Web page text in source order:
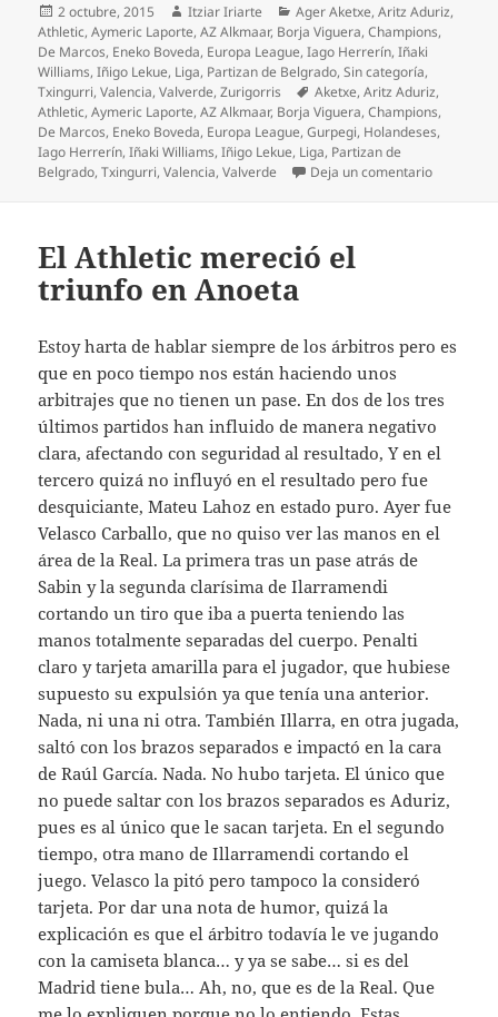
Publicado
el
2 octubre, 2015 Autor
Itziar Iriarte Categorías
Ager Aketxe,Aritz Aduriz,
Athletic,Aymeric Laporte,AZ Alkmaar, Borja Viguera,Champions,
De Marcos, Eneko Boveda, Europa League,Iago Herrerín,Iñaki
Williams,Iñigo Lekue, Liga, Partizan de Belgrado,Sin categoría,
Txingurri,Valencia,Valverde,Zurigorris Etiquetas
Aketxe,Aritz Aduriz,
Athletic,Aymeric Laporte,AZ Alkmaar, Borja Viguera,Champions,
De Marcos, Eneko Boveda, Europa League,Gurpegi, Holandeses,
Iago Herrerín,Iñaki Williams,Iñigo Lekue, Liga, Partizan de
Belgrado,Txingurri,Valencia,Valverde Deja un comentarioen
El Athletic mereció el
triunfo en Anoeta
Estoy harta de hablar siempre de los árbitros pero es
que en poco tiempo nos están haciendo unos
arbitrajes que no tienen un pase. En dos de los tres
últimos partidos han influido de manera negativo
clara, afectando con seguridad al resultado, Y en el
tercero quizá no influyó en el resultado pero fue
desquiciante, Mateu Lahoz en estado puro. Ayer fue
Velasco Carballo, que no quiso ver las manos en el
área de la Real. La primera tras un pase atrás de
Sabin y la segunda clarísima de Ilarramendi
cortando un tiro que iba a puerta teniendo las
manos totalmente separadas del cuerpo. Penalti
claro y tarjeta amarilla para el jugador, que hubiese
supuesto su expulsión ya que tenía una anterior.
Nada, ni una ni otra. También Illarra, en otra jugada,
saltó con los brazos separados e impactó en la cara
de Raúl García. Nada. No hubo tarjeta. El único que
no puede saltar con los brazos separados es Aduriz,
pues es al único que le sacan tarjeta. En el segundo
tiempo, otra mano de Illarramendi cortando el
juego. Velasco la pitó pero tampoco la consideró
tarjeta. Por dar una nota de humor, quizá la
explicación es que el árbitro todavía le ve jugando
con la camiseta blanca… y ya se sabe… si es del
Madrid tiene bula… Ah, no, que es de la Real. Que